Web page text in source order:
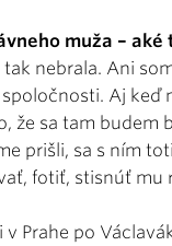
muža – aké
nebrala. Ani
Aj keď
že sa tam budem
prišli, sa s ním
fotiť, stisnúť mu
v Prahe po